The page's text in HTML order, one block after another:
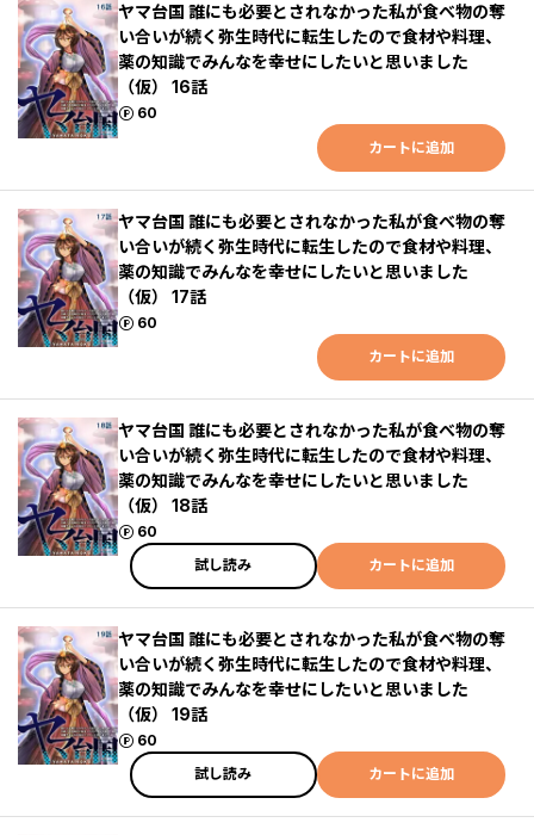
ヤマ台国 誰にも必要とされなかった私が食べ物の奪
い合いが続く弥生時代に転生したので食材や料理、
薬の知識でみんなを幸せにしたいと思いました
（仮） 16話
60
ポイント
カートに追加
ヤマ台国 誰にも必要とされなかった私が食べ物の奪
い合いが続く弥生時代に転生したので食材や料理、
薬の知識でみんなを幸せにしたいと思いました
（仮） 17話
60
ポイント
カートに追加
ヤマ台国 誰にも必要とされなかった私が食べ物の奪
い合いが続く弥生時代に転生したので食材や料理、
薬の知識でみんなを幸せにしたいと思いました
（仮） 18話
60
ポイント
試し読み
カートに追加
ヤマ台国 誰にも必要とされなかった私が食べ物の奪
い合いが続く弥生時代に転生したので食材や料理、
薬の知識でみんなを幸せにしたいと思いました
（仮） 19話
60
ポイント
試し読み
カートに追加